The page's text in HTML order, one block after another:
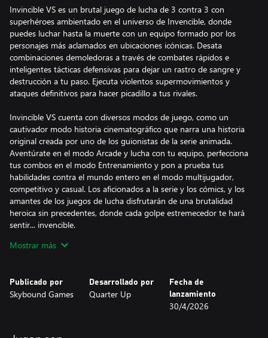
Invincible VS es un brutal juego de lucha de 3 contra 3 con
superhéroes ambientado en el universo de Invencible, donde
puedes luchar hasta la muerte con un equipo formado por los
personajes más aclamados en ubicaciones icónicas. Desata
combinaciones demoledoras a través de combates rápidos e
inteligentes tácticas defensivas para dejar un rastro de sangre y
destrucción a tu paso. Ejecuta violentos supermovimientos y
ataques definitivos para hacer picadillo a tus rivales.
Invincible VS cuenta con diversos modos de juego, como un
cautivador modo historia cinematográfico que narra una historia
original creada por uno de los guionistas de la serie animada.
Aventúrate en el modo Arcade y lucha con tu equipo, perfecciona
tus combos en el modo Entrenamiento y pon a prueba tus
habilidades contra el mundo entero en el modo multijugador,
competitivo y casual. Los aficionados a la serie y los cómics, y los
amantes de los juegos de lucha disfrutarán de una brutalidad
heroica sin precedentes, donde cada golpe estremecedor te hará
sentir... invencible.
Este es el primer título del nuevo Quarter Up™, el primer estudio
Mostrar más
Publicado por
Skybound Games
Desarrollado por
Quarter Up
Fecha de
lanzamiento
30/4/2026